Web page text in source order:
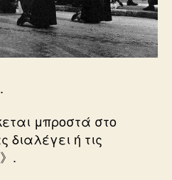
μπροστά στο
διαλέγει ή τις
.